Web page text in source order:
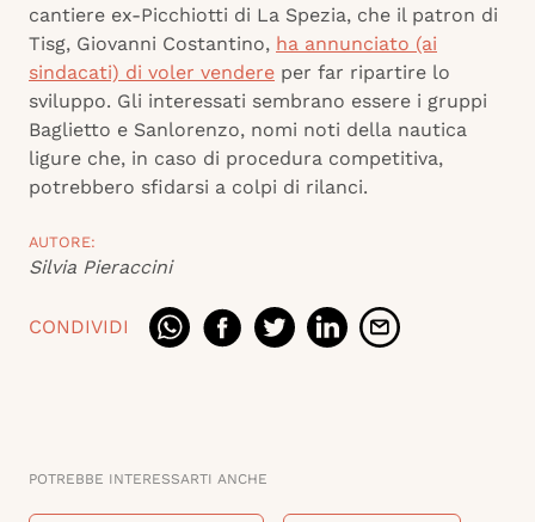
cantiere ex-Picchiotti di La Spezia, che il patron di
Tisg, Giovanni Costantino, ha annunciato (ai
sindacati) di voler vendere per far ripartire lo
sviluppo. Gli interessati sembrano essere i gruppi
Baglietto e Sanlorenzo, nomi noti della nautica
ligure che, in caso di procedura competitiva,
potrebbero sfidarsi a colpi di rilanci.
AUTORE:
Silvia Pieraccini
CONDIVIDI
POTREBBE INTERESSARTI ANCHE